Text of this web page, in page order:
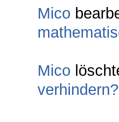
Mico
Mico
verhindern?